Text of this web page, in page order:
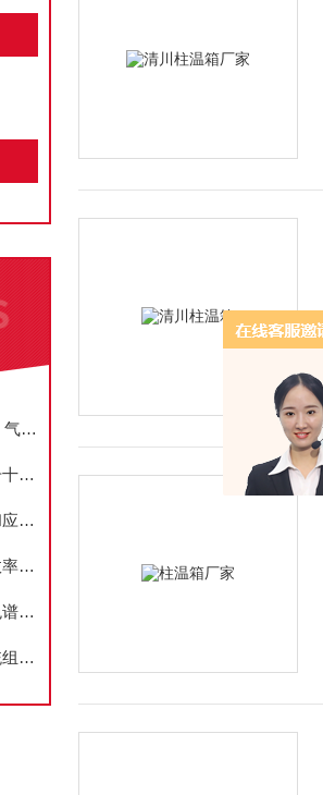
AHS-10A自动顶空进样器｜气相色谱挥发性组分专用全自动前处理设备
告别手动繁琐，重现性提升十倍——自动顶空进样器赋能痕量挥发物分析
自动顶空进样器使用指南和应用要点
自动顶空进样器提升分析效率与精度的样品前处理技术
自动顶空进样器提升气相色谱分析效率
说说自动顶空进样器的系统组成及应用